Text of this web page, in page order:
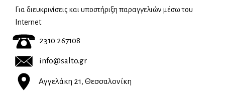
Για διευκρινίσεις και υποστήριξη παραγγελιών μέσω του
Internet
2310 267108
info@salto.gr
Αγγελάκη 21, Θεσσαλονίκη